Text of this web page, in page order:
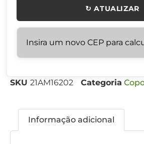
↻ ATUALIZAR
Insira um novo CEP para
SKU 21AM16202 Categoria
Informação adicional